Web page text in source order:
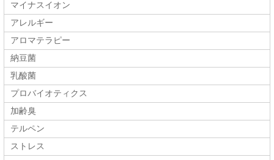
マイナスイオン
アレルギー
アロマテラピー
納豆菌
乳酸菌
プロバイオティクス
加齢臭
テルペン
ストレス